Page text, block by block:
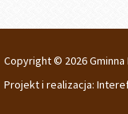
Copyright © 2026 Gminna
Projekt i realizacja: